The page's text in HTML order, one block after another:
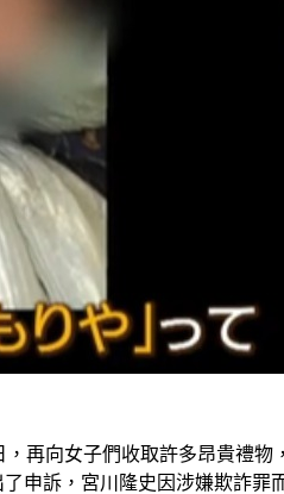
，再向女子們收取許多昂貴禮物
申訴，宮川隆史因涉嫌欺詐罪